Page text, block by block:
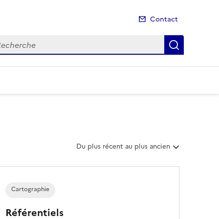
Contact
T
i
Du plus récent au plus ancien
Référentiels
Cartographie